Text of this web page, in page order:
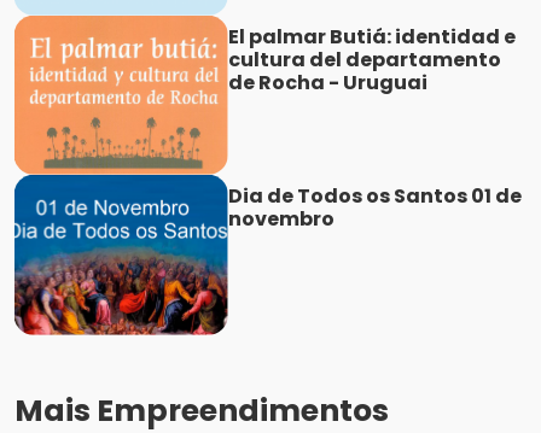
El palmar Butiá: identidad e
cultura del departamento
de Rocha - Uruguai
Dia de Todos os Santos 01 de
novembro
Mais Empreendimentos